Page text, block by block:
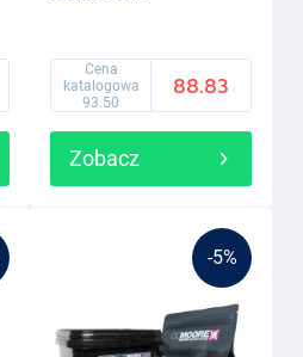
Cena
katalogowa
93.50
88.83
Zobacz
-5%